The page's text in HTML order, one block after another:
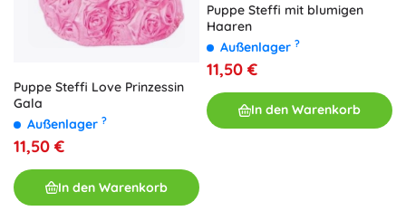
Puppe Steffi Love Prinzessin
Gala
Außenlager ?
11,50 €
In den Warenkorb
Puppe Steffi mit blumigen
Haaren
Außenlager ?
11,50 €
In den Warenkorb